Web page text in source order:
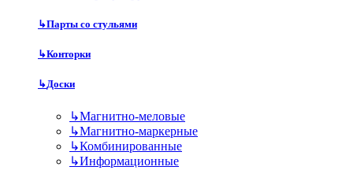
↳Парты со стульями
↳Конторки
↳Доски
↳Магнитно-меловые
↳Магнитно-маркерные
↳Комбинированные
↳Информационные